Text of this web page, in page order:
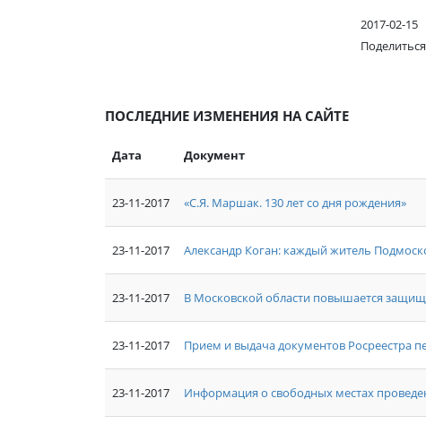
2017-02-15
Поделиться
ПОСЛЕДНИЕ ИЗМЕНЕНИЯ НА САЙТЕ
Дата Документ
23-11-2017 «С.Я. Маршак. 130 лет со дня рождения»
23-11-2017 Александр Коган: каждый житель
23-11-2017 В Московской области повышается
23-11-2017 Прием и выдача документов Росреестра
23-11-2017 Информация о свободных местах